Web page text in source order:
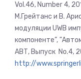
Vol.46, Number 4,
М.Грейтанс и В.
модуляции UWB
компоненте”,
АВТ, Выпуск No.4,
http://